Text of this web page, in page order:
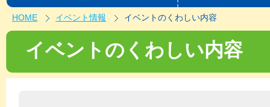
HOME イベント情報 イベントのくわしい内容
イベントのくわしい内容